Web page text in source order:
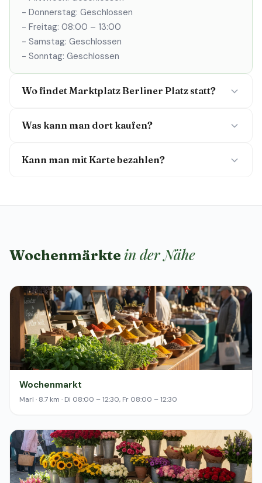
- Donnerstag: Geschlossen
- Freitag: 08:00 – 13:00
- Samstag: Geschlossen
- Sonntag: Geschlossen
Wo findet Marktplatz Berliner Platz statt?
Was kann man dort kaufen?
Kann man mit Karte bezahlen?
Wochenmärkte in der Nähe
Wochenmarkt
Marl · 8.7 km · Di 08:00 – 12:30, Fr 08:00 – 12:30